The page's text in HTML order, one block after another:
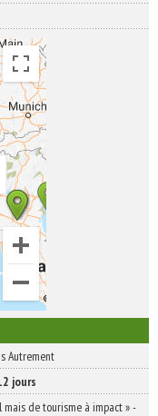
Autrement
jours
mais de tourisme à impact »-